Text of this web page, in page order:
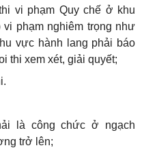
vi phạm Quy chế ở khu
phạm nghiêm trọng như
vực hành lang phải báo
thi xem xét, giải quyết;
là công chức ở ngạch
trở lên;